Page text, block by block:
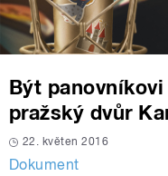
Být
pražský dvůr
22. květen 2016
Dokument